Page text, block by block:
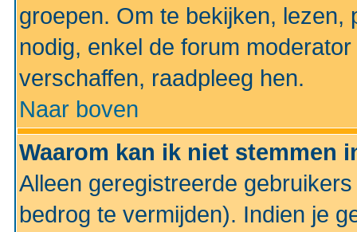
groepen. Om te bekijken, lezen,
nodig, enkel de forum
verschaffen, raadpleeg hen.
Naar boven
Waarom kan ik niet stemmen
Alleen geregistreerde
bedrog te vermijden). Indien je